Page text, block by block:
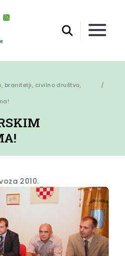
branitelji, civilno društvo,
2010.